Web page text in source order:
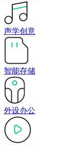
声学创意
智能存储
外设办公